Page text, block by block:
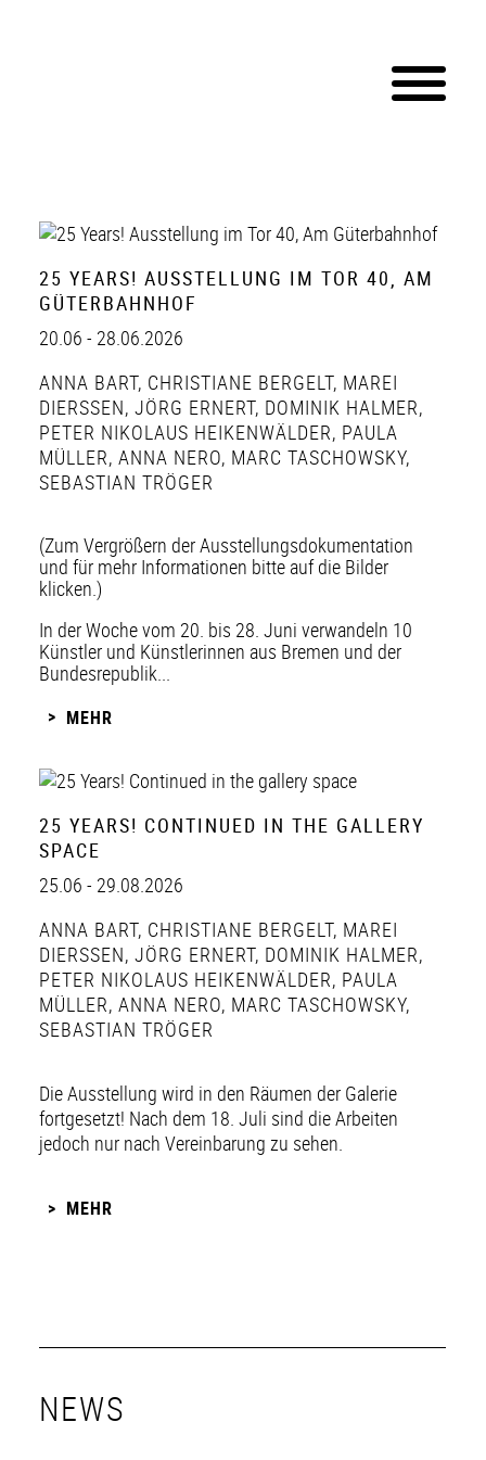
25 YEARS! AUSSTELLUNG IM TOR 40, AM
GÜTERBAHNHOF
20.06 - 28.06.2026
ANNA BART, CHRISTIANE BERGELT, MAREI
DIERSSEN , JÖRG ERNERT, DOMINIK HALMER,
PETER NIKOLAUS HEIKENWÄLDER, PAULA
MÜLLER, ANNA NERO, MARC TASCHOWSKY,
SEBASTIAN TRÖGER
(Zum Vergrößern der Ausstellungsdokumentation
und für mehr Informationen bitte auf die Bilder
klicken.)
In der Woche vom 20. bis 28. Juni verwandeln 10
Künstler und Künstlerinnen aus Bremen und der
Bundesrepublik...
MEHR
25 YEARS! CONTINUED IN THE GALLERY
SPACE
25.06 - 29.08.2026
ANNA BART, CHRISTIANE BERGELT, MAREI
DIERSSEN , JÖRG ERNERT, DOMINIK HALMER,
PETER NIKOLAUS HEIKENWÄLDER, PAULA
MÜLLER, ANNA NERO, MARC TASCHOWSKY,
SEBASTIAN TRÖGER
Die Ausstellung wird in den Räumen der Galerie
fortgesetzt! Nach dem 18. Juli sind die Arbeiten
jedoch nur nach Vereinbarung zu sehen.
MEHR
NEWS